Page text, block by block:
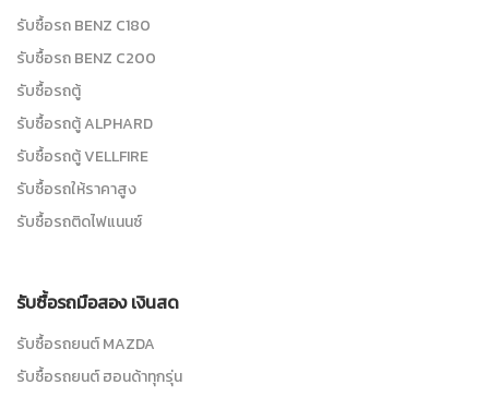
รับซื้อรถ BENZ C180
รับซื้อรถ BENZ C200
รับซื้อรถตู้
รับซื้อรถตู้ ALPHARD
รับซื้อรถตู้ VELLFIRE
รับซื้อรถให้ราคาสูง
รับซื้อรถติดไฟแนนซ์
รับซื้อรถมือสอง เงินสด
รับซื้อรถยนต์ MAZDA
รับซื้อรถยนต์ ฮอนด้าทุกรุ่น